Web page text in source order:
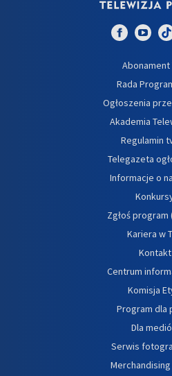
Abonament
Rada
Ogłoszenia
Akademia
Regulamin
Telegazeta
Informacje o
Zgłoś program
Kariera w
Kontakt
Centrum
Komisja
Program dla
Dla
Serwis
Merchandising